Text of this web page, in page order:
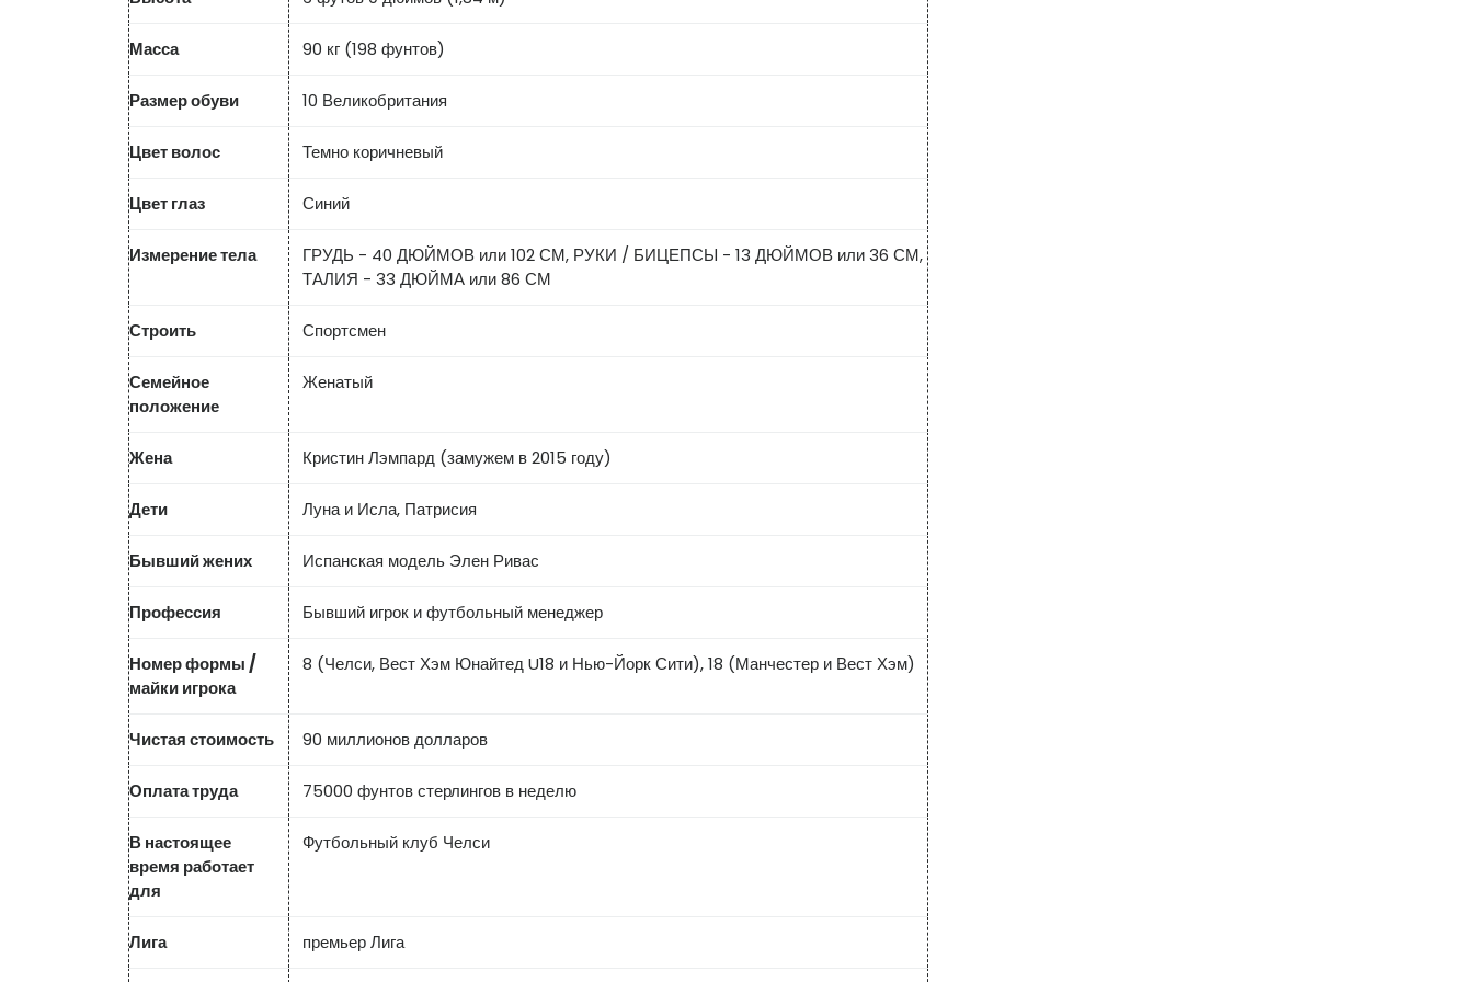
Масса 90 кг (198 фунтов)
Размер обуви 10 Великобритания
Цвет волос Темно коричневый
Цвет глаз Синий
Измерение тела
ГРУДЬ - 40 ДЮЙМОВ или 102 СМ, РУКИ / БИЦЕПСЫ - 13 ДЮЙМОВ или 36 СМ,
ТАЛИЯ - 33 ДЮЙМА или 86 СМ
Строить Спортсмен
Семейное
положение
Женатый
Жена Кристин Лэмпард (замужем в 2015 году)
Дети Луна и Исла, Патрисия
Бывший жених Испанская модель Элен Ривас
Профессия Бывший игрок и футбольный менеджер
Номер формы /
майки игрока
8 (Челси, Вест Хэм Юнайтед U18 и Нью-Йорк Сити), 18 (Манчестер и Вест Хэм)
Чистая стоимость 90 миллионов долларов
Оплата труда 75000 фунтов стерлингов в неделю
В настоящее
время работает
для
Футбольный клуб Челси
Лига премьер Лига